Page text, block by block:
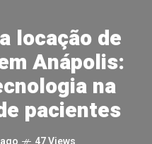
locação de
Anápolis:
na
pacientes